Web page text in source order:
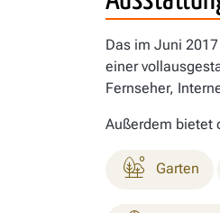
Das im Juni
einer
Fernseher,
Außerdem bietet
Garten